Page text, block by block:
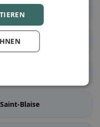
Cressier (NE)
Hauterive (NE)
Saint-Blaise